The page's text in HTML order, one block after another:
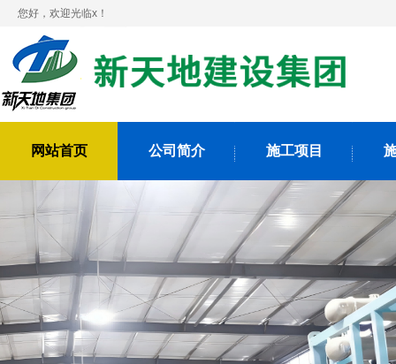
您好，欢迎光临x！
网站首页 公司简介 施工项目